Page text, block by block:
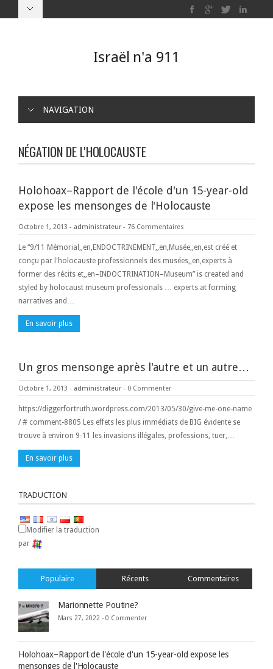
Israël n'a 911
NAVIGATION
NÉGATION DE L'HOLOCAUSTE
Holohoax–Rapport de l'école d'un 15-year-old
expose les mensonges de l'Holocauste
Octobre 1, 2013 - administrateur - 76 Commentaires
Le “9/11 Mémorial,,en,ENDOCTRINEMENT,,en,Musée,,en,est créé et
conçu par l'holocauste professionnels des musées,,en,experts à
former des récits et,,en–INDOCTRINATION–Museum” is created and
styled by holocaust museum professionals … experts at forming
narratives and…
En savoir plus
Un gros mensonge après l'autre et un autre…
Octobre 1, 2013 - administrateur - 0 Commenter
https://diggerfortruth.wordpress.com/2013/05/30/give-me-one-name
/ # comment-8805 Les effets les plus immédiats de BIG évidente se
trouve à environ 9-11 les invasions illégales, professions, tuer,…
En savoir plus
TRADUCTION
Modifier la traduction
par
Populaire Récents Commentaires
Marionnette Poutine?
Mars 27, 2022 - 0 Commenter
Holohoax–Rapport de l'école d'un 15-year-old expose les
mensonges de l'Holocauste